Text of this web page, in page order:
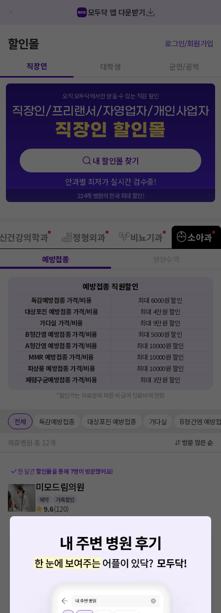
모두닥 앱 다운받기
할인몰 로그인/회원가입
직장인 대학생 군인/공익
오직 모두닥에서만 받을 수 있는 직원 할인
직장인/프리랜서/자영업자/개인사업자
직장인 할인몰
내 할인몰 찾기
안과별 최저가 실시간 검수중!
224개 병원의 전국 최대 할인!
건강의학과 정형외과 비뇨기과 소아과
예방접종
예방접종직원할인
독감예방접종가격/비용 최대 6000원할인
대상포진 예방접종가격/비용 최대 4만원 할인
가다실 가격/비용 최대 9만원 할인
B형간염 예방접종가격/비용 최대 5000원할인
A형간염 예방접종가격/비용 최대 10000원 할인
MMR 예방접종가격/비용 최대 10000원 할인
파상풍 예방접종가격/비용 최대 10000원 할인
폐렴구균예방접종가격/비용 최대 3만원 할인
*할인가는 의료법에 따른 비급여 진료비에 한함
전체 독감예방접종 대상포진 예방접종 가다실 B형간염 예방
제휴병원 총 12개 방문 많은 순
한 달간할인몰을 통해 7명이 방문했어요!
미모드림의원
예약 가족할인
9.6(120)
서울 강동구 천호2동
정상가격
660,000원
내 회사 할인가 보러가기